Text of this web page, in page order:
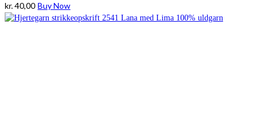
kr.40,00 Buy Now